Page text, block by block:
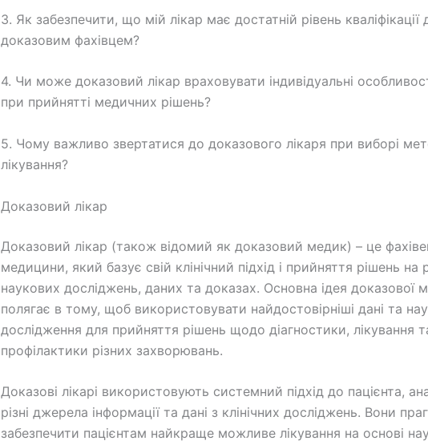
3. Як забезпечити, що мій лікар має достатній рівень кваліфікації
доказовим фахівцем?
4. Чи може доказовий лікар враховувати індивідуальні
при прийнятті медичних рішень?
5. Чому важливо звертатися до доказового лікаря при виборі
лікування?
Доказовий лікар
Доказовий лікар (також відомий як доказовий медик) – це
медицини, який базує свій клінічний підхід і прийняття рішень на
наукових досліджень, даних та доказах. Основна ідея доказової
полягає в тому, щоб використовувати найдостовірніші дані та
дослідження для прийняття рішень щодо діагностики, лікування
профілактики різних захворювань.
Доказові лікарі використовують системний підхід до пацієнта,
різні джерела інформації та дані з клінічних досліджень. Вони
забезпечити пацієнтам найкраще можливе лікування на основі